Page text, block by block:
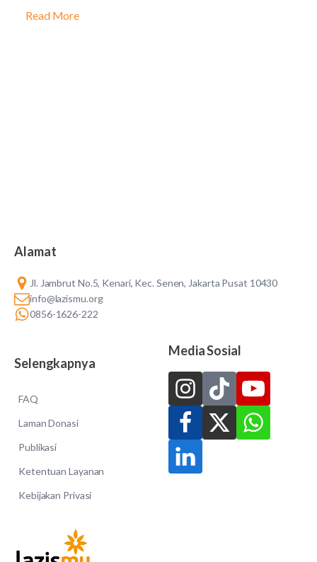
Read More
Alamat
Jl. Jambrut No.5, Kenari, Kec. Senen, Jakarta Pusat 10430
info@lazismu.org
0856-1626-222
Selengkapnya
FAQ
Laman Donasi
Publikasi
Ketentuan Layanan
Kebijakan Privasi
Media Sosial